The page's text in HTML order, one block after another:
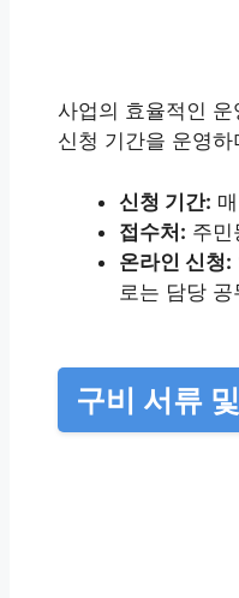
사업의 효율적인
신청 기간을 운영
신청 기간:
접수처: 주민
온라인 신청:
로는 담당
구비 서류